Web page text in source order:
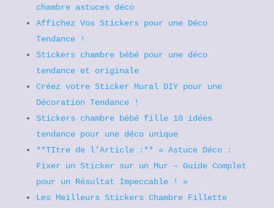
chambre astuces déco
Affichez Vos Stickers pour une Déco
Tendance !
Stickers chambre bébé pour une déco
tendance et originale
Créez votre Sticker Mural DIY pour une
Décoration Tendance !
Stickers chambre bébé fille 10 idées
tendance pour une déco unique
**TItre de l’Article :** « Astuce Déco :
Fixer un Sticker sur un Mur – Guide Complet
pour un Résultat Impeccable ! »
Les Meilleurs Stickers Chambre Fillette